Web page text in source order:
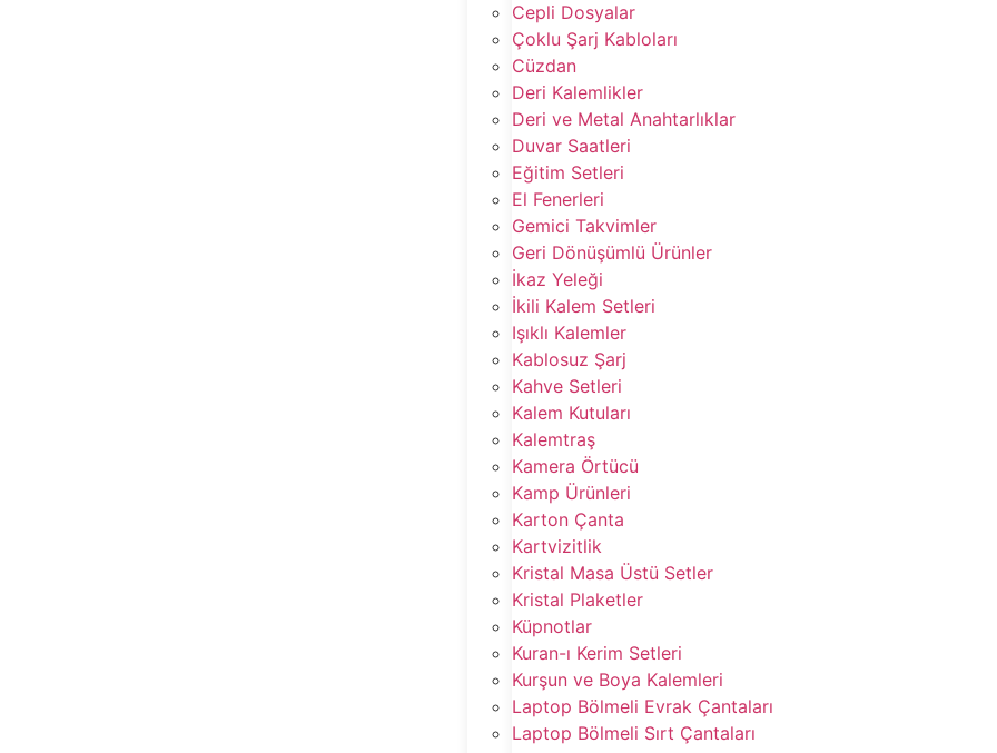
Cepli Dosyalar
Çoklu Şarj Kabloları
Cüzdan
Deri Kalemlikler
Deri ve Metal Anahtarlıklar
Duvar Saatleri
Eğitim Setleri
El Fenerleri
Gemici Takvimler
Geri Dönüşümlü Ürünler
İkaz Yeleği
İkili Kalem Setleri
Işıklı Kalemler
Kablosuz Şarj
Kahve Setleri
Kalem Kutuları
Kalemtraş
Kamera Örtücü
Kamp Ürünleri
Karton Çanta
Kartvizitlik
Kristal Masa Üstü Setler
Kristal Plaketler
Küpnotlar
Kuran-ı Kerim Setleri
Kurşun ve Boya Kalemleri
Laptop Bölmeli Evrak Çantaları
Laptop Bölmeli Sırt Çantaları